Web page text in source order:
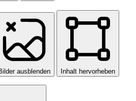
ausblenden Inhalt hervorheben